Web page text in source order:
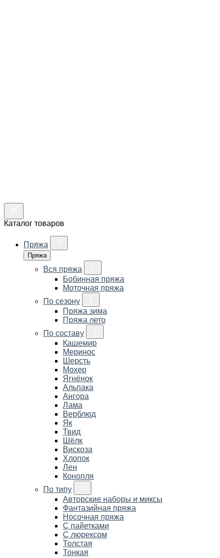
Каталог товаров
Пряжа
Пряжа
Вся пряжа
Бобинная пряжа
Моточная пряжа
По сезону
Пряжа зима
Пряжа лето
По составу
Кашемир
Меринос
Шерсть
Мохер
Ягнёнок
Альпака
Ангора
Лама
Верблюд
Як
Твид
Шёлк
Вискоза
Хлопок
Лен
Конопля
По типу
Авторские наборы и миксы
Фантазийная пряжа
Носочная пряжа
С пайетками
С люрексом
Толстая
Тонкая